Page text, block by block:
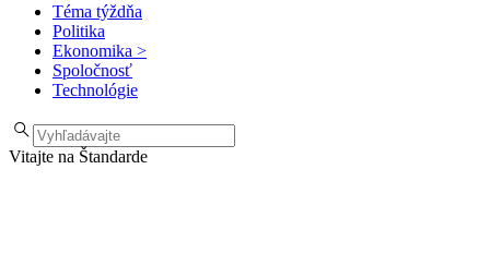
Téma týždňa
Politika
Ekonomika >
Spoločnosť
Technológie
Vitajte na Štandarde